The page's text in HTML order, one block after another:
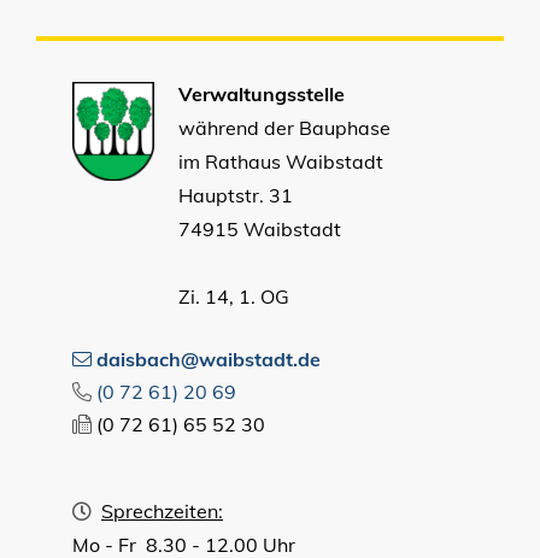
Verwaltungsstelle
während der Bauphase
im Rathaus Waibstadt
Hauptstr. 31
74915 Waibstadt
Zi. 14, 1. OG
daisbach@waibstadt.de
(0 72 61) 20 69
(0 72 61) 65 52 30
Sprechzeiten:
Mo - Fr 8.30 - 12.00 Uhr